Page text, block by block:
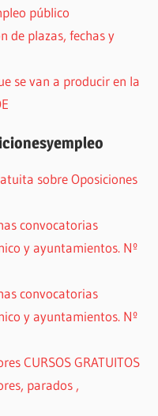
público
de plazas, fechas y
se van a producir en la
sobre Oposiciones
convocatorias
y ayuntamientos. Nº
convocatorias
y ayuntamientos. Nº
CURSOS GRATUITOS
parados ,